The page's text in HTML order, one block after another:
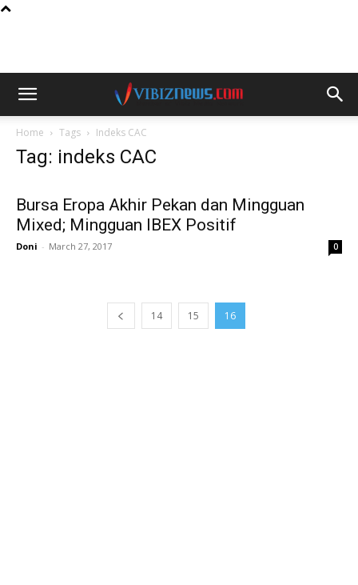
Home Tags Indeks CAC
Tag: indeks CAC
Bursa Eropa Akhir Pekan dan Mingguan
Mixed; Mingguan IBEX Positif
Doni - March 27, 2017 0
14 15 16